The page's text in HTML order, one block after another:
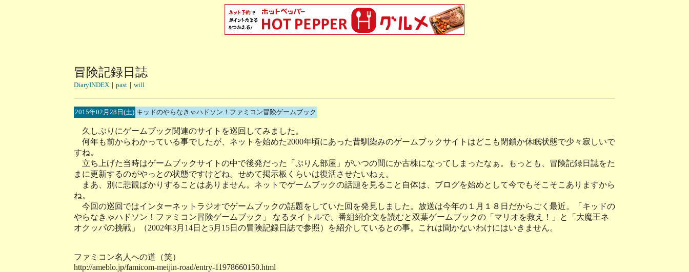
冒険記録日誌
DiaryINDEX ｜ past ｜ will
2015年02月28日(土) キッドのやらなきゃハドソン！ファミコン冒険ゲームブック
久しぶりにゲームブック関連のサイトを巡回してみました。
何年も前からわかっている事でしたが、ネットを始めた2000年頃にあった昔馴染みのゲームブックサイトはどこも閉鎖か休眠状態で少々寂しいで
すね。
立ち上げた当時はゲームブックサイトの中で後発だった「ぷりん部屋」がいつの間にか古株になってしまったなぁ。もっとも、冒険記録日誌をた
まに更新するのがやっとの状態ですけどね。せめて掲示板くらいは復活させたいねぇ。
まあ、別に悲観ばかりすることはありません。ネットでゲームブックの話題を見ること自体は、ブログを始めとして今でもそこそこありますから
ね。
今回の巡回ではインターネットラジオでゲームブックの話題をしていた回を発見しました。放送は今年の１月１８日だからごく最近。「キッドの
やらなきゃハドソン！ファミコン冒険ゲームブック」 なるタイトルで、番組紹介文を読むと双葉ゲームブックの「マリオを救え！」と「大魔王ネ
オクッパの挑戦」（2002年3月14日と5月15日の冒険記録日誌で参照）を紹介しているとの事。これは聞かないわけにはいきません。
ファミコン名人への道（笑）
http://ameblo.jp/famicom-meijin-road/entry-11978660150.html